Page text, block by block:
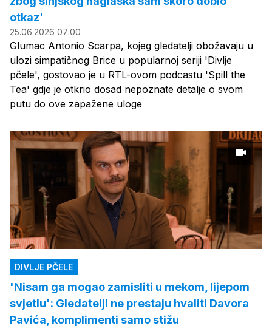
otkaz'
25.06.2026 07:00
Glumac Antonio Scarpa, kojeg gledatelji obožavaju u
ulozi simpatičnog Brice u popularnoj seriji 'Divlje
pčele', gostovao je u RTL-ovom podcastu 'Spill the
Tea' gdje je otkrio dosad nepoznate detalje o svom
putu do ove zapažene uloge
DIVLJE PČELE
'Nisam ga mogao zamisliti u mekom, lijepom
svjetlu': Gledatelji ne prestaju hvaliti Davora
Pavića, komplimenti samo stižu